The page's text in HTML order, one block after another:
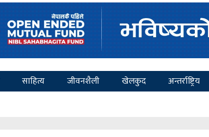
साहित्य जीवनशैली खेलकुद अन्तर्राष्ट्रिय